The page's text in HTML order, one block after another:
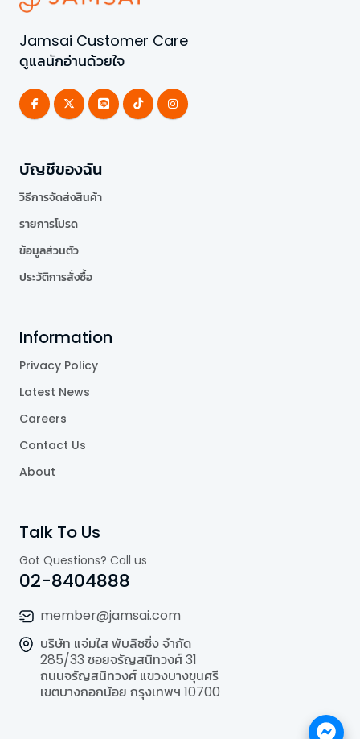
Jamsai Customer Care
ดูแลนักอ่านด้วยใจ
บัญชีของฉัน
วิธีการจัดส่งสินค้า
รายการโปรด
ข้อมูลส่วนตัว
ประวัติการสั่งซื้อ
Information
Privacy Policy
Latest News
Careers
Contact Us
About
Talk To Us
Got Questions? Call us
02-8404888
member@jamsai.com
บริษัท แจ่มใส พับลิชชิ่ง จำกัด
285/33 ซอยจรัญสนิทวงศ์ 31
ถนนจรัญสนิทวงศ์ แขวงบางขุนศรี
เขตบางกอกน้อย กรุงเทพฯ 10700